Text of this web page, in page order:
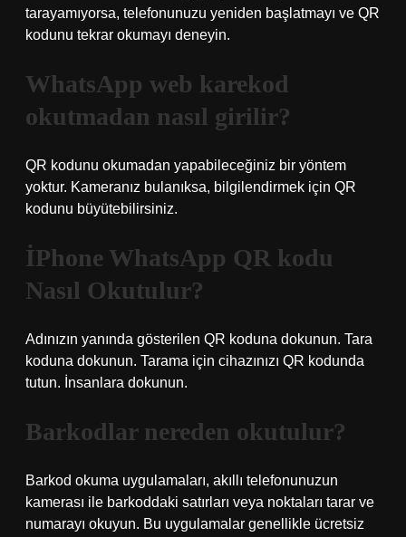
tarayamıyorsa, telefonunuzu yeniden başlatmayı ve QR
kodunu tekrar okumayı deneyin.
WhatsApp web karekod
okutmadan nasıl girilir?
QR kodunu okumadan yapabileceğiniz bir yöntem
yoktur. Kameranız bulanıksa, bilgilendirmek için QR
kodunu büyütebilirsiniz.
İPhone WhatsApp QR kodu
Nasıl Okutulur?
Adınızın yanında gösterilen QR koduna dokunun. Tara
koduna dokunun. Tarama için cihazınızı QR kodunda
tutun. İnsanlara dokunun.
Barkodlar nereden okutulur?
Barkod okuma uygulamaları, akıllı telefonunuzun
kamerası ile barkoddaki satırları veya noktaları tarar ve
numarayı okuyun. Bu uygulamalar genellikle ücretsiz